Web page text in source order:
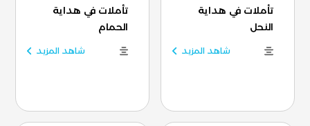
تأملات في هداية
النحل
شاهد المزيد
تأملات في هداية
الحمام
شاهد المزيد